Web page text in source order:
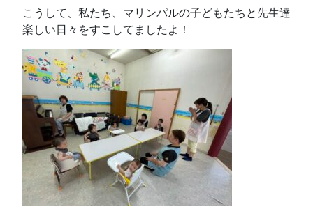
こうして、私たち、マリンパルの子どもたちと先生達
楽しい日々をすこしてましたよ！